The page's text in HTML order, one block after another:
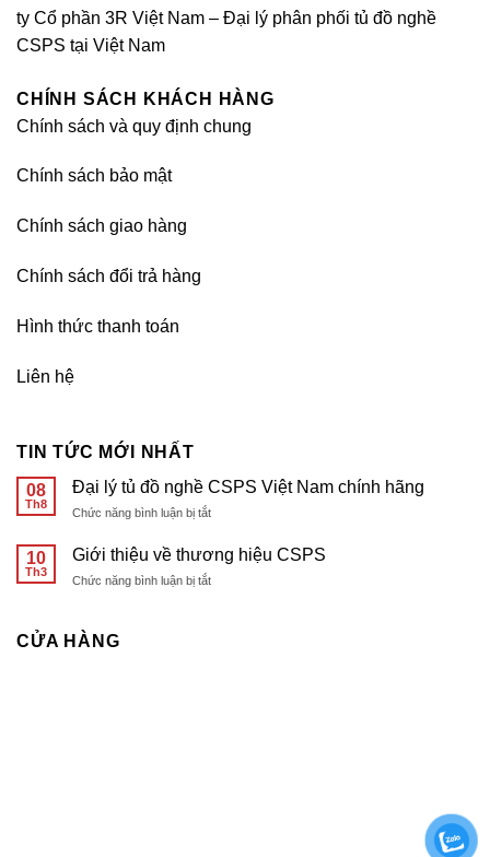
ty Cổ phần 3R Việt Nam – Đại lý phân phối tủ đồ nghề
CSPS tại Việt Nam
CHÍNH SÁCH KHÁCH HÀNG
Chính sách và quy định chung
Chính sách bảo mật
Chính sách giao hàng
Chính sách đổi trả hàng
Hình thức thanh toán
Liên hệ
TIN TỨC MỚI NHẤT
08
Th8
Đại lý tủ đồ nghề CSPS Việt Nam chính hãng
Chức năng bình luận bị tắtở
lý
đồ
10
Th3
Giới thiệu về thương hiệu CSPS
Chức năng bình luận bị tắtở
CỬA HÀNG